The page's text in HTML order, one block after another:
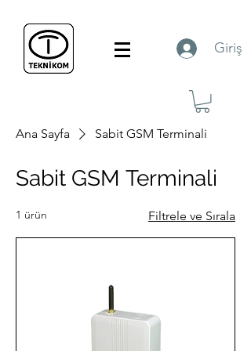
Giriş
Ana Sayfa Sabit GSM Terminali
Sabit GSM Terminali
1 ürün Filtrele ve Sırala